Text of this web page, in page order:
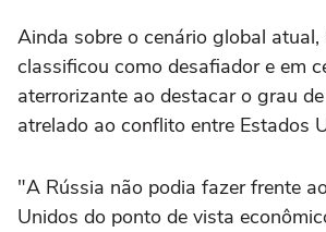
Ainda sobre o cenário global
classificou como desafiador e em
aterrorizante ao destacar o grau
atrelado ao conflito entre Estados
"A Rússia não podia fazer frente
Unidos do ponto de vista